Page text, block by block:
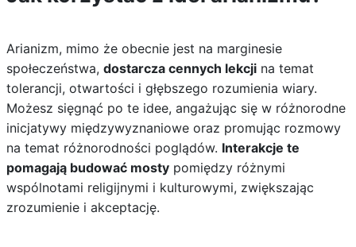
Arianizm, mimo że obecnie jest na marginesie
społeczeństwa, dostarcza cennych lekcjina temat
tolerancji, otwartości i głębszego rozumienia wiary.
Możesz sięgnąć po te idee, angażując się w różnorodne
inicjatywy międzywyznaniowe oraz promując rozmowy
na temat różnorodności poglądów. Interakcje te
pomagają budować mostypomiędzy różnymi
wspólnotami religijnymi i kulturowymi, zwiększając
zrozumienie i akceptację.